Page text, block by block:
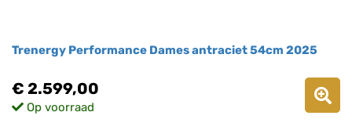
Trenergy Performance Dames antraciet 54cm 2025
€ 2.599,00
Op voorraad